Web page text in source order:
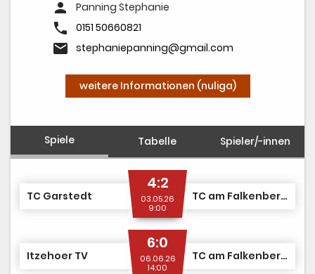
person Panning Stephanie
phone 0151 50660821
email stephaniepanning@gmail.com
weitere Informationen (nuliga)
Spiele Tabelle Spieler/-innen
TC Garstedt
4:2
03.05.26
9:00
TC am Falkenberg II
Itzehoer TV
6:0
06.06.26
14:00
TC am Falkenberg II